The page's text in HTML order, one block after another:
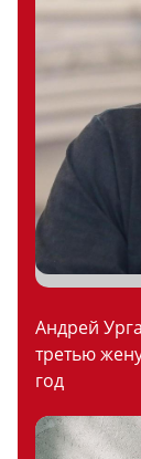
Андрей
третью
год